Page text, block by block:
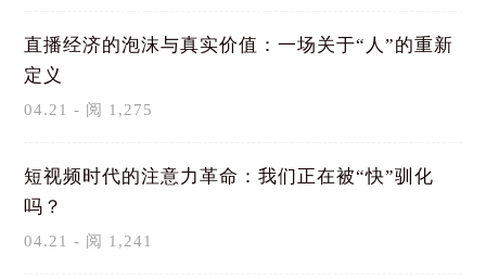
直播经济的泡沫与真实价值：一场关于“人”的重新
定义
04.21 - 阅 1,275
短视频时代的注意力革命：我们正在被“快”驯化
吗？
04.21 - 阅 1,241